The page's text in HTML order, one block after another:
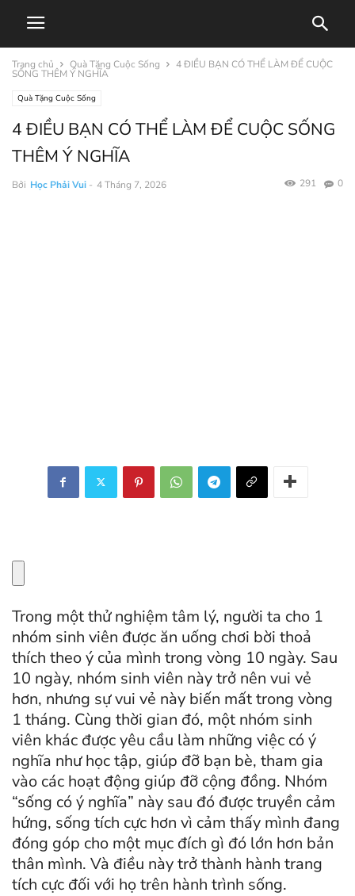
Trang chủ Quà Tặng Cuộc Sống 4 ĐIỀU BẠN CÓ THỂ LÀM ĐỂ CUỘC
SỐNG THÊM Ý NGHĨA
Quà Tặng Cuộc Sống
4 ĐIỀU BẠN CÓ THỂ LÀM ĐỂ CUỘC SỐNG
THÊM Ý NGHĨA
Bởi Học Phải Vui - 4 Tháng 7, 2026 0
291
Trong một thử nghiệm tâm lý, người ta cho 1
nhóm sinh viên được ăn uống chơi bời thoả
thích theo ý của mình trong vòng 10 ngày. Sau
10 ngày, nhóm sinh viên này trở nên vui vẻ
hơn, nhưng sự vui vẻ này biến mất trong vòng
1 tháng. Cùng thời gian đó, một nhóm sinh
viên khác được yêu cầu làm những việc có ý
nghĩa như học tập, giúp đỡ bạn bè, tham gia
vào các hoạt động giúp đỡ cộng đồng. Nhóm
“sống có ý nghĩa” này sau đó được truyền cảm
hứng, sống tích cực hơn vì cảm thấy mình đang
đóng góp cho một mục đích gì đó lớn hơn bản
thân mình. Và điều này trở thành hành trang
tích cực đối với họ trên hành trình sống.